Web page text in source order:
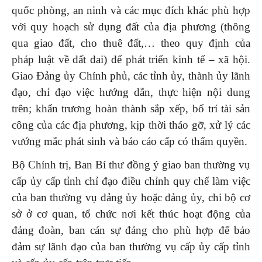
quốc phòng, an ninh và các mục đích khác phù hợp
với quy hoạch sử dụng đất của địa phương (thông
qua giao đất, cho thuê đất,… theo quy định của
pháp luật về đất đai) để phát triển kinh tế – xã hội.
Giao Đảng ủy Chính phủ, các tỉnh ủy, thành ủy lãnh
đạo, chỉ đạo việc hướng dẫn, thực hiện nội dung
trên; khẩn trương hoàn thành sắp xếp, bố trí tài sản
công của các địa phương, kịp thời tháo gỡ, xử lý các
vướng mắc phát sinh và báo cáo cấp có thẩm quyền.
Bộ Chính trị, Ban Bí thư đồng ý giao ban thường vụ
cấp ủy cấp tỉnh chỉ đạo điều chỉnh quy chế làm việc
của ban thường vụ đảng ủy hoặc đảng ủy, chi bộ cơ
sở ở cơ quan, tổ chức nơi kết thúc hoạt động của
đảng đoàn, ban cán sự đảng cho phù hợp để bảo
đảm sự lãnh đạo của ban thường vụ cấp ủy cấp tỉnh